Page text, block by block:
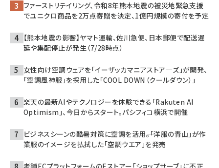
ファーストリテイリング、令和8年熊本地震の被災地緊急支援
でユニクロ商品を2万点寄贈を決定、1億円規模の寄付を予定
【熊本地震の影響】ヤマト運輸、佐川急便、日本郵便で配送遅
延や集配停止が発生（7/28時点）
女性向け空調ウェアを「イーザッカマニアストア―ズ」が開発、
「空調風神服」を採用した「COOL DOWN（クールダウン）」
楽天の最新AIやテクノロジーを体験できる「Rakuten AI
Optimism」、今日からスタート。パシフィコ横浜で開催
ビジネスシーンの酷暑対策に空調を活用――。「洋服の青山」が作
業服のイメージを払拭した「空調ウエア」を発売